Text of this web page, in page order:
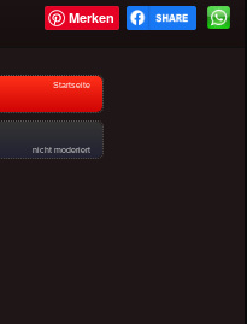
Merken
Startseite
nicht moderiert